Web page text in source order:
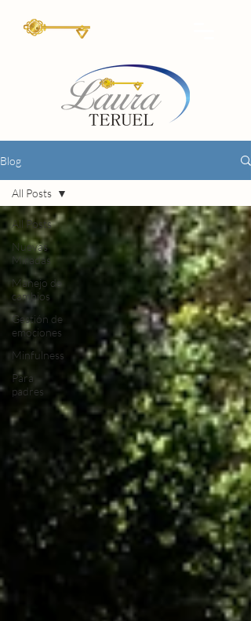
Blog
All Posts
Nuevas
Miradas
Manejo de
cambios
Gestión de
emociones
Minfulness
Para
padres
All Posts